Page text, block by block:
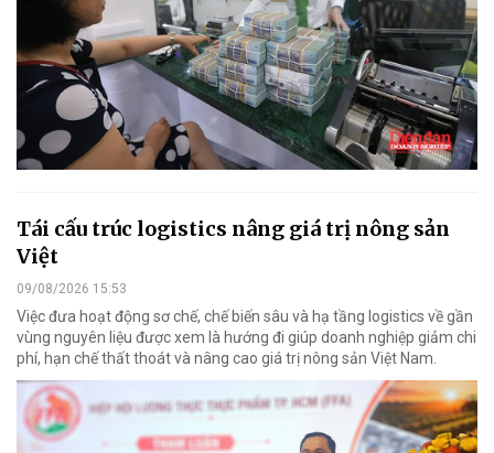
Tái cấu trúc logistics nâng giá trị nông sản
Việt
09/08/2026 15:53
Việc đưa hoạt động sơ chế, chế biến sâu và hạ tầng logistics về gần
vùng nguyên liệu được xem là hướng đi giúp doanh nghiệp giảm chi
phí, hạn chế thất thoát và nâng cao giá trị nông sản Việt Nam.